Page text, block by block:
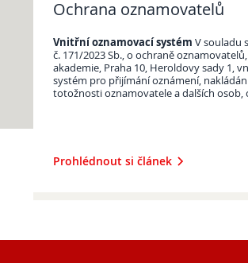
Ochrana oznamovatelů
Vnitřní oznamovací systém V souladu
č. 171/2023 Sb., o ochraně
akademie, Praha 10, Heroldovy sady 1,
systém pro přijímání oznámení,
totožnosti oznamovatele a dalších osob,
Prohlédnout si článek